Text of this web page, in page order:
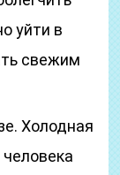
уйти в
свежим
Холодная